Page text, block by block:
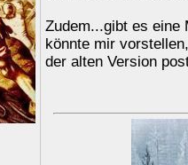
Zudem...gibt es eine
könnte mir
der alten Version